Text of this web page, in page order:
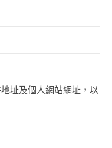
址及個人網站網址，以